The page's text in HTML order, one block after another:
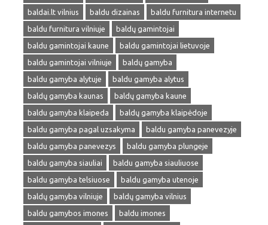
baldai.lt vilnius
baldu dizainas
baldu furnitura internetu
baldu furnitura vilniuje
baldų gamintojai
baldu gamintojai kaune
baldu gamintojai lietuvoje
baldu gamintojai vilniuje
baldų gamyba
baldu gamyba alytuje
baldu gamyba alytus
baldų gamyba kaunas
baldų gamyba kaune
baldu gamyba klaipeda
baldų gamyba klaipėdoje
baldu gamyba pagal uzsakyma
baldu gamyba panevezyje
baldu gamyba panevezys
baldu gamyba plungeje
baldu gamyba siauliai
baldu gamyba siauliuose
baldu gamyba telsiuose
baldu gamyba utenoje
baldų gamyba vilniuje
baldų gamyba vilnius
baldu gamybos imones
baldu imones